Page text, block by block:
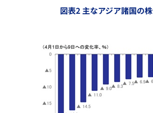
図表2 主なアジア諸国の